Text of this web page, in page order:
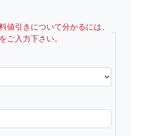
値引きについて分かるには、
ご入力下さい。